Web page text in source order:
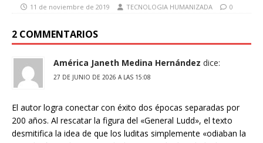
11 de noviembre de 2019 TECNOLOGIA HUMANIZADA 0
2 COMMENTARIOS
América Janeth Medina Hernández dice:
27 DE JUNIO DE 2026 A LAS 15:08
El autor logra conectar con éxito dos épocas separadas por
200 años. Al rescatar la figura del «General Ludd», el texto
desmitifica la idea de que los luditas simplemente «odiaban la